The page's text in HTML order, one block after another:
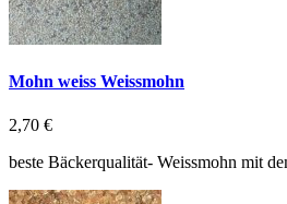
Mohn weiss Weissmohn
2,70 €
beste Bäckerqualität- Weissmohn mit